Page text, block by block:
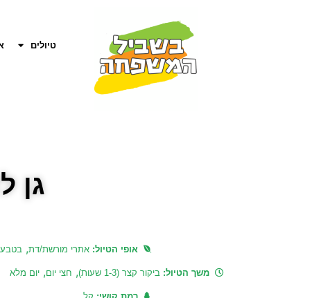
טיולים
גן
אופי הטיול:אתרי מורשת/דת, בטבע
משך הטיול: ביקור קצר (1-3 שעות) , חצי יום, יום מלא